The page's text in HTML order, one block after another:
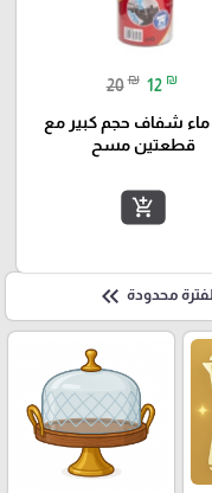
20 ₪ 12 ₪
ماء شفاف حجم كبير مع
قطعتين مسح
add_shopping_cart
محدودة keyboard_double_arrow_left